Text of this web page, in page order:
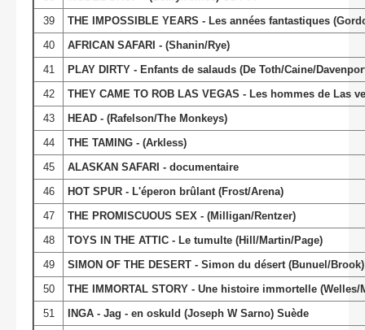
39
THE IMPOSSIBLE YEARS - Les années fantastiques
40
AFRICAN SAFARI - (Shanin/Rye)
41
PLAY DIRTY - Enfants de salauds (De Toth/Caine/
42
THEY CAME TO ROB LAS VEGAS - Les hommes de Las
43
HEAD - (Rafelson/The Monkeys)
44
THE TAMING - (Arkless)
45
ALASKAN SAFARI - documentaire
46
HOT SPUR - L'éperon brûlant (Frost/Arena)
47
THE PROMISCUOUS SEX - (Milligan/Rentzer)
48
TOYS IN THE ATTIC - Le tumulte (Hill/Martin/Page)
49
SIMON OF THE DESERT - Simon du désert (Bunuel/
50
THE IMMORTAL STORY - Une histoire immortelle
51
INGA - Jag - en oskuld (Joseph W Sarno) Suède